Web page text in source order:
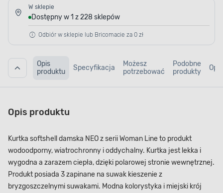
W sklepie
Dostępny w 1 z 228 sklepów
Odbiór w sklepie lub Bricomacie za 0 zł
Opis
produktu
Specyfikacja
Możesz
potrzebować
Podobne
produkty
Opis produktu
Kurtka softshell damska NEO z serii Woman Line to produkt
wodoodporny, wiatrochronny i oddychalny. Kurtka jest lekka i
wygodna a zarazem ciepła, dzięki polarowej stronie wewnętrznej.
Produkt posiada 3 zapinane na suwak kieszenie z
bryzgoszczelnymi suwakami. Modna kolorystyka i miejski krój